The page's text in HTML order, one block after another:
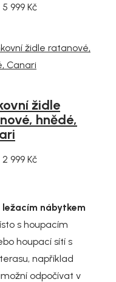
999 Kč
židle
hnědé,
999 Kč
nábytkem
s houpacím
houpací sítí s
například
odpočívat v